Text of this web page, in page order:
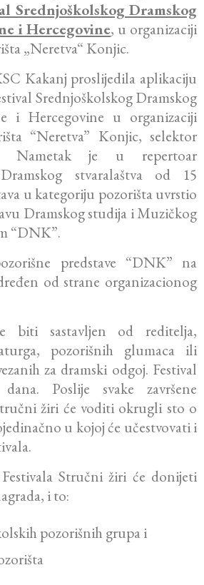
Srednjoškolskog Dramskog
i Hercegovine, u organizaciji
„Neretva“ Konjic.
Kakanj proslijedila aplikaciju
Srednjoškolskog Dramskog
i Hercegovine u organizaciji
“Neretva” Konjic, selektor
Nametak je u repertoar
stvaralaštva od 15
u kategoriju pozorišta uvrstio
Dramskog studija i Muzičkog
“DNK”.
predstave “DNK” na
od strane organizacionog
biti sastavljen od reditelja,
pozorišnih glumaca ili
za dramski odgoj. Festival
Poslije svake završene
žiri će voditi okrugli sto o
u kojoj će učestvovati i
Stručni žiri će donijeti
i to:
pozorišnih grupa i